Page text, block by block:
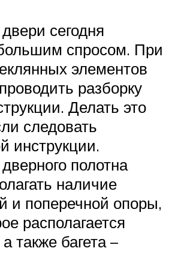
сегодня
спросом. При
элементов
разборку
Делать это
следовать
инструкции.
полотна
наличие
и поперечной опоры,
располагается
также багета –